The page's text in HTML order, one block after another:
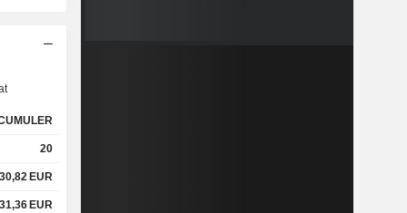
20
30,82 EUR
31,36 EUR